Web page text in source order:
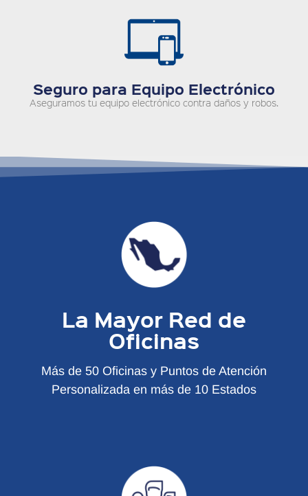
Seguro para Equipo Electrónico
Aseguramos tu equipo electrónico contra daños y robos.
La Mayor Red de
Oficinas
Más de 50 Oficinas y Puntos de Atención
Personalizada en más de 10 Estados